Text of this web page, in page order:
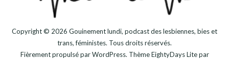
Copyright © 2026 Gouinement lundi, podcast des lesbiennes, bies et
trans, féministes. Tous droits réservés.
Fièrement propulsé parWordPress. ThèmeEightyDays Litepar